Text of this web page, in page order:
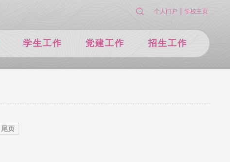
个人门户 学校主页
学生工作 党建工作 招生工作
尾页